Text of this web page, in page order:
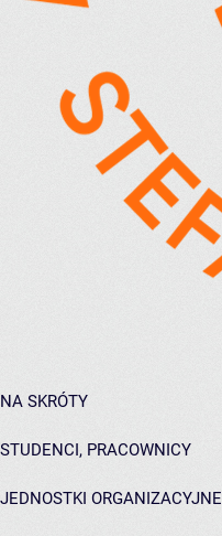
NA SKRÓTY
STUDENCI, PRACOWNICY
JEDNOSTKI ORGANIZACYJNE